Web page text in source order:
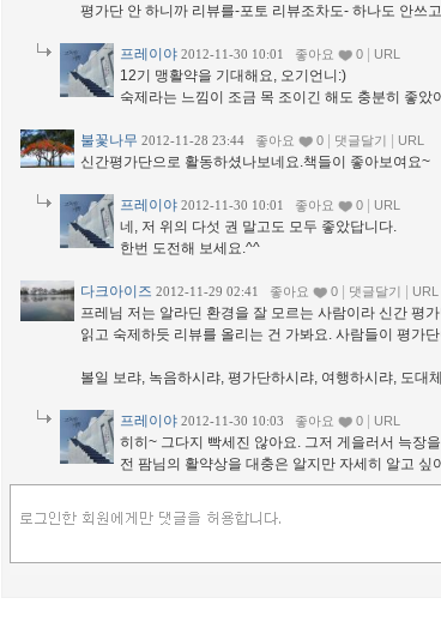
평가단 안 하니까 리뷰를-포토 리뷰조차도- 하나도 안쓰
프레이야 2012-11-30 10:01 좋아요 0 URL
12기 맹활약을 기대해요, 오기언니:)
숙제라는 느낌이 조금 목 조이긴 해도 충분히 좋았
불꽃나무 2012-11-28 23:44 좋아요 0 댓글달기 URL
신간평가단으로 활동하셨나보네요.책들이 좋아보여요~
프레이야 2012-11-30 10:01 좋아요 0 URL
네, 저 위의 다섯 권 말고도 모두 좋았답니다.
한번 도전해 보세요.^^
다크아이즈 2012-11-29 02:41 좋아요 0 댓글달기 URL
프레님 저는 알라딘 환경을 잘 모르는 사람이라 신간 평
읽고 숙제하듯 리뷰를 올리는 건 가봐요. 사람들이 평가
볼일 보랴, 녹음하시랴, 평가단하시랴, 여행하시랴, 도대
프레이야 2012-11-30 10:03 좋아요 0 URL
히히~ 그다지 빡세진 않아요. 그저 게을러서 늑장
전 팜님의 활약상을 대충은 알지만 자세히 알고